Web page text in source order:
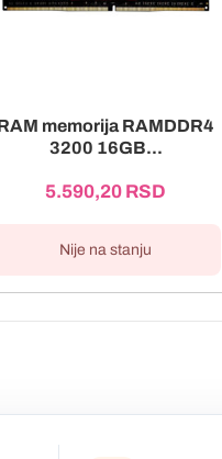
memorija RAMDDR4
3200 16GB...
5.590,20 RSD
Nije na stanju